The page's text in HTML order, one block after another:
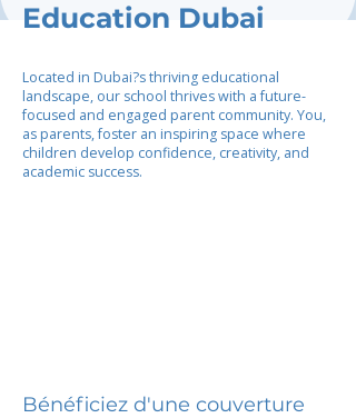
Education Dubai
Located in Dubai?s thriving educational
landscape, our school thrives with a future-
focused and engaged parent community. You,
as parents, foster an inspiring space where
children develop confidence, creativity, and
academic success.
Bénéficiez d'une couverture